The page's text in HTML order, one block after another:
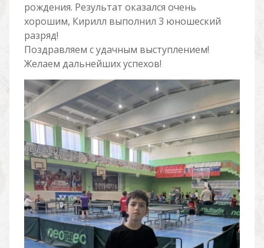
рождения. Результат оказался очень
хорошим, Кирилл выполнил 3 юношеский
разряд!
Поздравляем с удачным выступлением!
Желаем дальнейших успехов!